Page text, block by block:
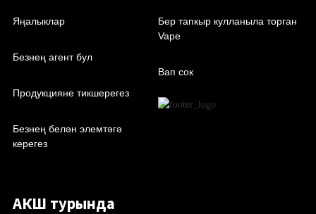
Яңалыклар
Безнең агент бул
Продукцияне тикшерегез
Безнең белән элемтәгә
керегез
Бер тапкыр кулланыла торган
Vape
Вап сок
АКШ турында